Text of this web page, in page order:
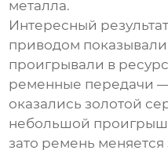
металла.
Интересный
приводом
проигрывали в
ременные передачи
оказались золотой
небольшой
зато ремень